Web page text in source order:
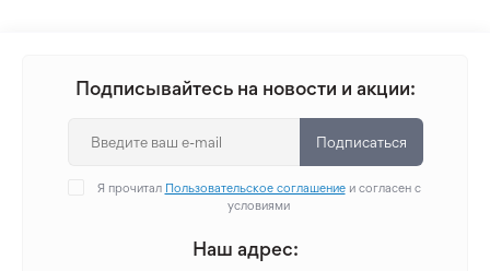
Подписывайтесь на новости и акции:
Подписаться
Я прочитал Пользовательское соглашениеи согласен с
условиями
Наш адрес: